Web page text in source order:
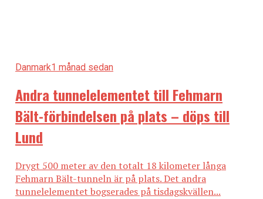
Danmark1 månad sedan
Andra tunnelelementet till Fehmarn
Bält-förbindelsen på plats – döps till
Lund
Drygt 500 meter av den totalt 18 kilometer långa
Fehmarn Bält-tunneln är på plats. Det andra
tunnelelementet bogserades på tisdagskvällen...